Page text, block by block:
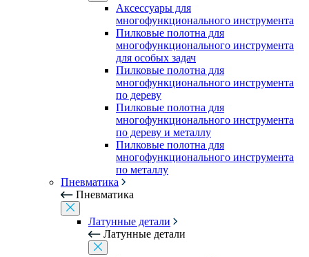
Аксессуары для
многофункционального инструмента
Пилковые полотна для
многофункционального инструмента
для особых задач
Пилковые полотна для
многофункционального инструмента
по дереву
Пилковые полотна для
многофункционального инструмента
по дереву и металлу
Пилковые полотна для
многофункционального инструмента
по металлу
Пневматика
Пневматика
Латунные детали
Латунные детали